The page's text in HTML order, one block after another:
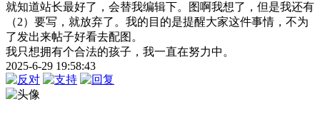
就知道站长最好了，会替我编辑下。图啊我想了，但是我还有
（2）要写，就放弃了。我的目的是提醒大家这件事情，不为
了发出来帖子好看去配图。
我只想拥有个合法的孩子，我一直在努力中。
2025-6-29 19:58:43